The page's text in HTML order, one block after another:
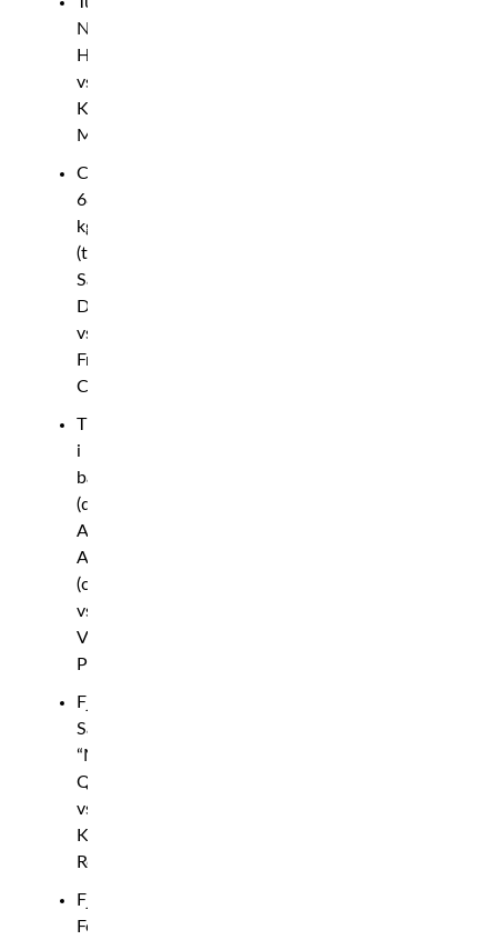
Nermin
Hajdarpasic
vs.
Kevin
Munje
Catchvikt
68
kg
(thaiboxning):
Sanny
Dahlbeck
vs.
Freddy
Castro
Titelmatch
i
bantamvikt
(damer):
Aitana
Alvarez
(c)
vs.
Viviane
Pereira
Fjädervikt:
Sakhi
“Machete”
Qambari
vs.
Kevin
Robledo
Fjädervikt:
Fernando